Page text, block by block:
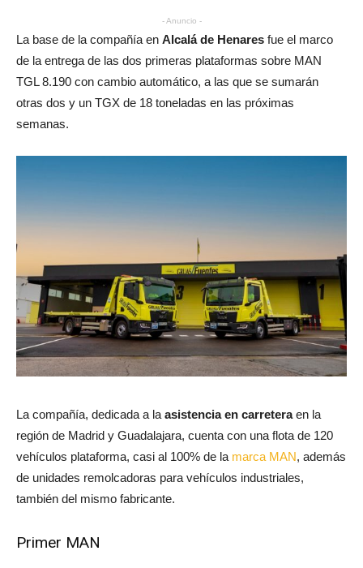
- Anuncio -
La base de la compañía en Alcalá de Henares fue el marco
de la entrega de las dos primeras plataformas sobre MAN
TGL 8.190 con cambio automático, a las que se sumarán
otras dos y un TGX de 18 toneladas en las próximas
semanas.
La compañía, dedicada a la asistencia en carreteraen la
región de Madrid y Guadalajara, cuenta con una flota de 120
vehículos plataforma, casi al 100% de la marca MAN, además
de unidades remolcadoras para vehículos industriales,
también del mismo fabricante.
Primer MAN